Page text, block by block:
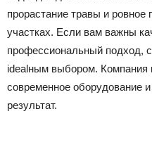
прорастание травы и
участках. Если вам важны
профессиональный подход,
idealным выбором. Компания
современное оборудование
результат.